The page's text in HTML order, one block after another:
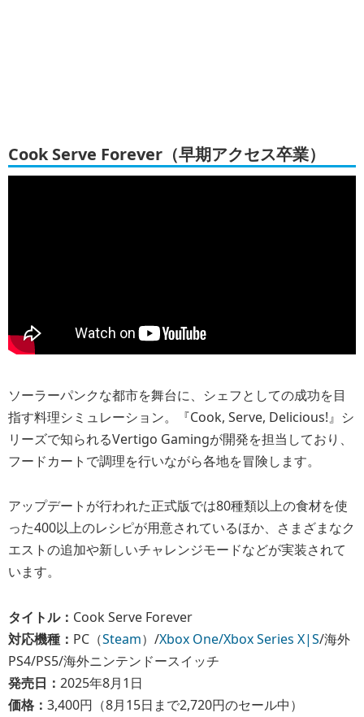
Cook Serve Forever（早期アクセス卒業）
ソーラーパンクな都市を舞台に、シェフとしての成功を目
指す料理シミュレーション。『Cook, Serve, Delicious!』シ
リーズで知られるVertigo Gamingが開発を担当しており、
フードカートで調理を行いながら各地を冒険します。
アップデートが行われた正式版では80種類以上の食材を使
った400以上のレシピが用意されているほか、さまざまなク
エストの追加や新しいチャレンジモードなどが実装されて
います。
タイトル： Cook Serve Forever
対応機種： PC（Steam）/Xbox One/Xbox Series X|S/海外
PS4/PS5/海外ニンテンドースイッチ
発売日： 2025年8月1日
価格： 3,400円（8月15日まで2,720円のセール中）